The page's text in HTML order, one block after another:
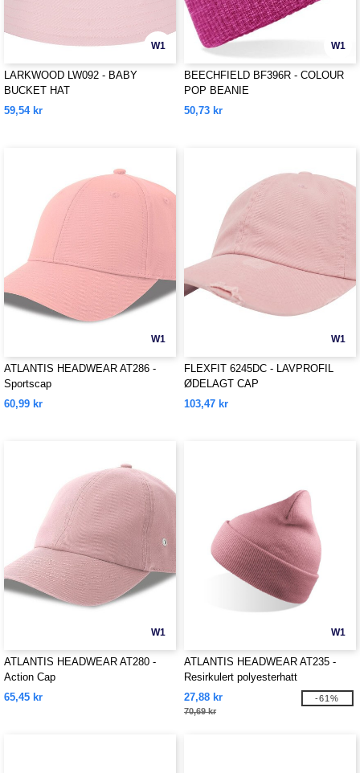
W1
LARKWOOD LW092 - BABY
BUCKET HAT
59,54 kr
W1
BEECHFIELD BF396R - COLOUR
POP BEANIE
50,73 kr
W1
ATLANTIS HEADWEAR AT286 -
Sportscap
60,99 kr
W1
FLEXFIT 6245DC - LAVPROFIL
ØDELAGT CAP
103,47 kr
W1
ATLANTIS HEADWEAR AT280 -
Action Cap
65,45 kr
W1
ATLANTIS HEADWEAR AT235 -
Resirkulert polyesterhatt
27,88 kr
70,69 kr
-61%